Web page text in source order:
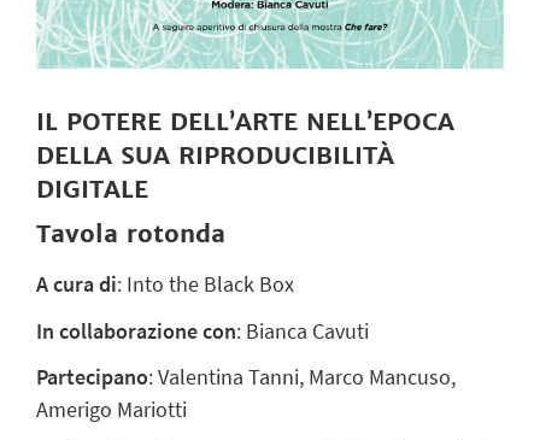
IL POTERE DELL’ARTE NELL’EPOCA
DELLA SUA RIPRODUCIBILITÀ
DIGITALE
Tavola rotonda
A cura di: Into the Black Box
In collaborazione con: Bianca Cavuti
Partecipano: Valentina Tanni, Marco Mancuso,
Amerigo Mariotti